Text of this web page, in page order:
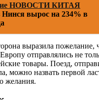
НОВОСТИ КИТАЯ
Нинся вырос на 234% в
выразила пожелание,
отправлялись не
товары. Поезд,
можно назвать первой
желания.